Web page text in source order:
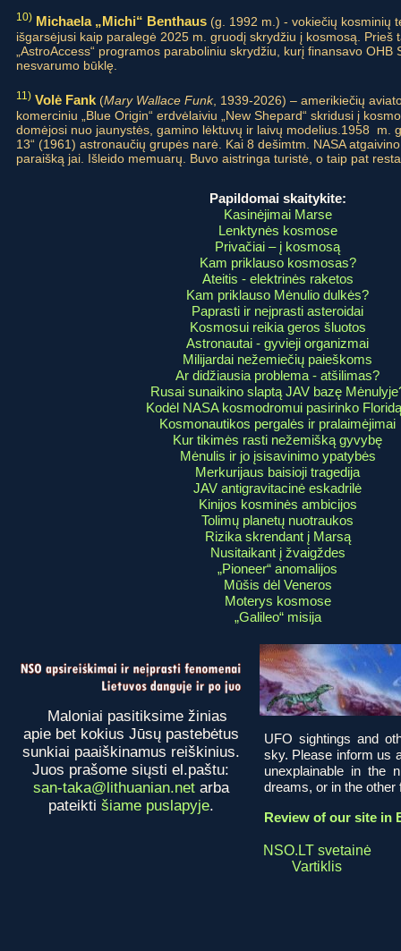
10) Michaela „Michi“ Benthaus (g. 1992 m.) - vokiečių kosminių
išgarsėjusi kaip paralegė 2025 m. gruodį skrydžiu į kosmosą. Prieš
„AstroAccess“ programos paraboliniu skrydžiu, kurį finansavo
nesvarumo būklę.
11) Volė Fank (Mary Wallace Funk, 1939-2026) – amerikiečių
komerciniu „Blue Origin“ erdvėlaiviu „New Shepard“ skridusi į
domėjosi nuo jaunystės, gamino lėktuvų ir laivų modelius.1958 m.
13“ (1961) astronaučių grupės narė. Kai 8 dešimtm. NASA
paraišką jai. Išleido memuarų. Buvo aistringa turistė, o taip pat
Papildomai skaitykite:
Kasinėjimai Marse
Lenktynės kosmose
Privačiai – į kosmosą
Kam priklauso kosmosas?
Ateitis - elektrinės raketos
Kam priklauso Mėnulio dulkės?
Paprasti ir neįprasti asteroidai
Kosmosui reikia geros šluotos
Astronautai - gyvieji organizmai
Milijardai nežemiečių paieškoms
Ar didžiausia problema - atšilimas?
Rusai sunaikino slaptą JAV bazę
Kodėl NASA kosmodromui pasirinko
Kosmonautikos pergalės ir pralaimėjimai
Kur tikimės rasti nežemišką gyvybę
Mėnulis ir jo įsisavinimo ypatybės
Merkurijaus baisioji tragedija
JAV antigravitacinė eskadrilė
Kinijos kosminės ambicijos
Tolimų planetų nuotraukos
Rizika skrendant į Marsą
Nusitaikant į žvaigždes
„Pioneer“ anomalijos
Mūšis dėl Veneros
Moterys kosmose
„Galileo“ misija
Maloniai pasitiksime žinias
apie bet kokius Jūsų pastebėtus
sunkiai paaiškinamus reiškinius.
Juos prašome siųsti el.paštu:
san-taka@lithuanian.netarba
pateikti šiame puslapyje.
UFO sightings and
sky. Please inform us
unexplainable in the
dreams, or in the other
Review of our site in
NSO.LT svetainė
Vartiklis